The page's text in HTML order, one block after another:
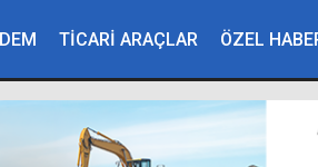
TİCARİ ARAÇLAR ÖZEL